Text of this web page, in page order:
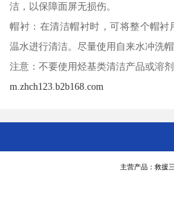
洁，以保障面屏无损伤。
帽衬：在清洁帽衬时，可将整个帽衬
温水进行清洁。尽量使用自来水冲洗帽
注意：不要使用烃基类清洁产品或溶
m.zhch123.b2b168.com
主营产品：救援